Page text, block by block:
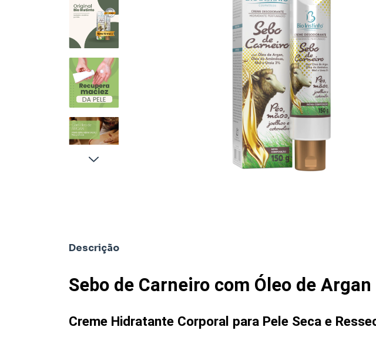
Descrição
Sebo de Carneiro com Óleo de
Creme Hidratante Corporal para Pele Seca e